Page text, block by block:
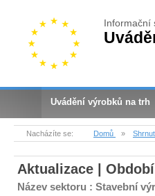
Informační
Uvádění výrobků na trh
Nacházíte se: Domů »
Aktualizace |
Název sektoru : Stavební